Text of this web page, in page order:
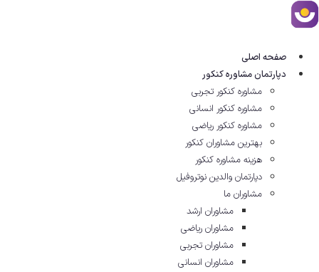
صفحه اصلی
دپارتمان مشاوره کنکور
مشاوره کنکور تجربی
مشاوره کنکور انسانی
مشاوره کنکور ریاضی
بهترین مشاوران کنکور
هزینه مشاوره کنکور
دپارتمان والدین نوتروفیل
مشاوران ما
مشاوران ارشد
مشاوران ریاضی
مشاوران تجربی
مشاوران انسانی